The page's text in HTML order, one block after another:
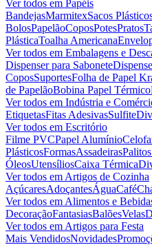
Ver todos em Papéis
BandejasMarmitexSacos
BolosPapelãoCoposPotesPratos
PlásticaToalha Americana
Ver todos em Embalagens e
Dispenser para Sabonete
CoposSuportesFolha de Papel
de PapelãoBobina Papel Térmico
Ver todos em Indústria e
EtiquetasFitas AdesivasSulfite
Ver todos em Escritório
Filme PVCPapel Alumínio
PlásticosFormasAssadeiras
ÓleosUtensíliosCaixa Térmica
Ver todos em Artigos de Cozinha
AçúcaresAdoçantesÁguaCafé
Ver todos em Alimentos e
DecoraçãoFantasiasBalõesVelas
Ver todos em Artigos para Festa
Mais VendidosNovidades